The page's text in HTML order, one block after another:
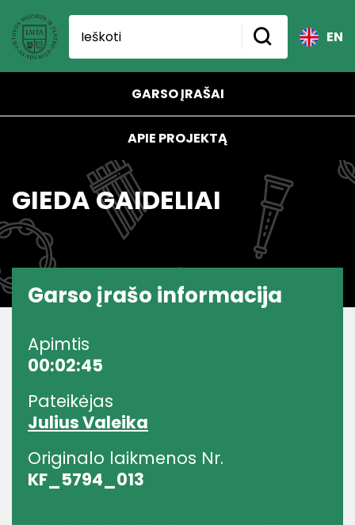
EN
GARSO ĮRAŠAI
APIE PROJEKTĄ
GIEDA GAIDELIAI
Garso įrašo informacija
Apimtis
00:02:45
Pateikėjas
Julius Valeika
Originalo laikmenos Nr.
KF_5794_013